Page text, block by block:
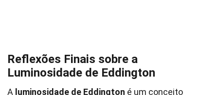
Reflexões Finais sobre a
Luminosidade de Eddington
A luminosidade de Eddington é um conceito